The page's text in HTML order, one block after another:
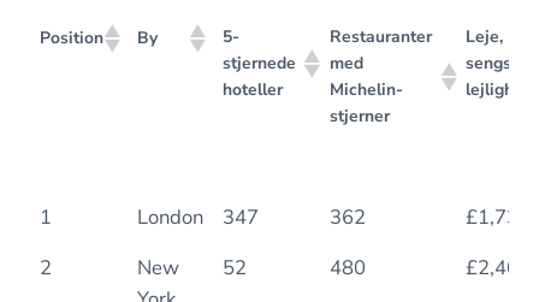
Position By
5-
stjernede
hoteller
Restauranter
med
Michelin-
stjerner
Leje, 1
sengs
lejlighed
Position By
5-
hoteller
Restauranter
Michelin-
Leje, 1
sengs
lejlighed
1 London 347 362
£1,738
2
New
52 480 £2,401